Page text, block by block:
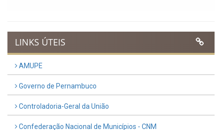
LINKS ÚTEIS
AMUPE
Governo de Pernambuco
Controladoria-Geral da União
Confederação Nacional de Municípios - CNM